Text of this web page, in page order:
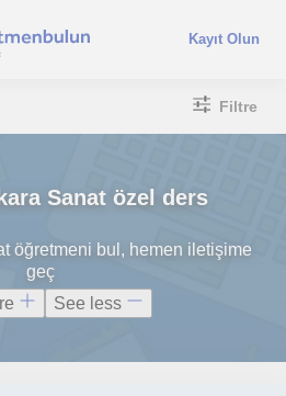
Kayıt Olun
Filtre
Sanat özel ders
öğretmeni bul, hemen iletişime
geç
See less